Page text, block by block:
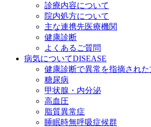
診療内容について
院内処方について
主な連携先医療機関
健康診断
よくあるご質問
病気についてDISEASE
健康診断で異常を指摘され
糖尿病
甲状腺・内分泌
高血圧
脂質異常症
睡眠時無呼吸症候群